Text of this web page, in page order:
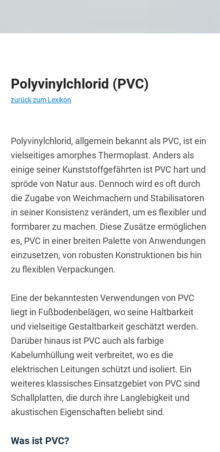
Polyvinylchlorid (PVC)
zurück zum Lexikon
Polyvinylchlorid, allgemein bekannt als PVC, ist ein
vielseitiges amorphes Thermoplast. Anders als
einige seiner Kunststoffgefährten ist PVC hart und
spröde von Natur aus. Dennoch wird es oft durch
die Zugabe von Weichmachern und Stabilisatoren
in seiner Konsistenz verändert, um es flexibler und
formbarer zu machen. Diese Zusätze ermöglichen
es, PVC in einer breiten Palette von Anwendungen
einzusetzen, von robusten Konstruktionen bis hin
zu flexiblen Verpackungen.
Eine der bekanntesten Verwendungen von PVC
liegt in Fußbodenbelägen, wo seine Haltbarkeit
und vielseitige Gestaltbarkeit geschätzt werden.
Darüber hinaus ist PVC auch als farbige
Kabelumhüllung weit verbreitet, wo es die
elektrischen Leitungen schützt und isoliert. Ein
weiteres klassisches Einsatzgebiet von PVC sind
Schallplatten, die durch ihre Langlebigkeit und
akustischen Eigenschaften beliebt sind.
Was ist PVC?